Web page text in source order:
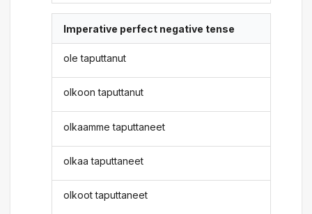
Imperative perfect negative tense
ole taputtanut
olkoon taputtanut
olkaamme taputtaneet
olkaa taputtaneet
olkoot taputtaneet